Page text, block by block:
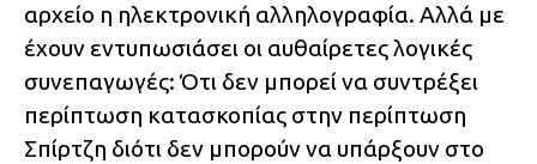
αρχείο η ηλεκτρονική αλληλογραφία. Αλλά με
έχουν εντυπωσιάσει οι αυθαίρετες λογικές
συνεπαγωγές: Ότι δεν μπορεί να συντρέξει
περίπτωση κατασκοπίας στην περίπτωση
Σπίρτζη διότι δεν μπορούν να υπάρξουν στο